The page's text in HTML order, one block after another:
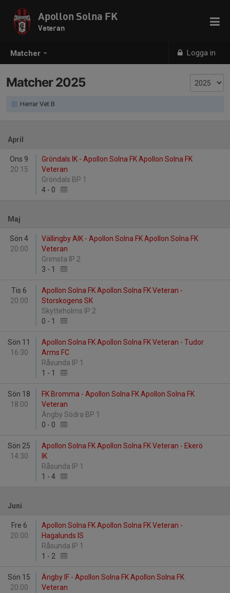
Matcher Logga in
Apollon Solna FK
Veteran
Matcher 2025
Herrar Vet B
April
Ons 9
20:15
Gröndals IK - Apollon Solna FK Apollon Solna FK
Veteran
Gröndals BP 1
4 - 0
Maj
Sön 4
20:00
Vällingby AIK - Apollon Solna FK Apollon Solna FK
Veteran
Grimsta IP 2
3 - 1
Tis 6
20:00
Apollon Solna FK Apollon Solna FK Veteran -
Storskogens SK
Skytteholms IP 2
0 - 1
Sön 11
16:30
Apollon Solna FK Apollon Solna FK Veteran - Tudor
Arms FC
Råsunda IP 1
1 - 1
Sön 18
18:00
FK Bromma - Apollon Solna FK Apollon Solna FK
Veteran
Ängby Södra BP 1
0 - 0
Sön 25
14:30
Apollon Solna FK Apollon Solna FK Veteran - Ekerö
IK
Råsunda IP 1
1 - 4
Juni
Fre 6
20:00
Apollon Solna FK Apollon Solna FK Veteran -
Hagalunds IS
Råsunda IP 1
1 - 2
Sön 15
20:00
Ängby IF - Apollon Solna FK Apollon Solna FK
Veteran